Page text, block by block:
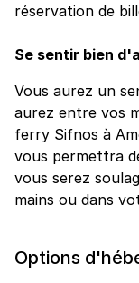
réservation de
Se sentir bien
Vous aurez un
aurez entre vos
ferry Sifnos à
vous permettra
vous serez
mains ou dans
Options